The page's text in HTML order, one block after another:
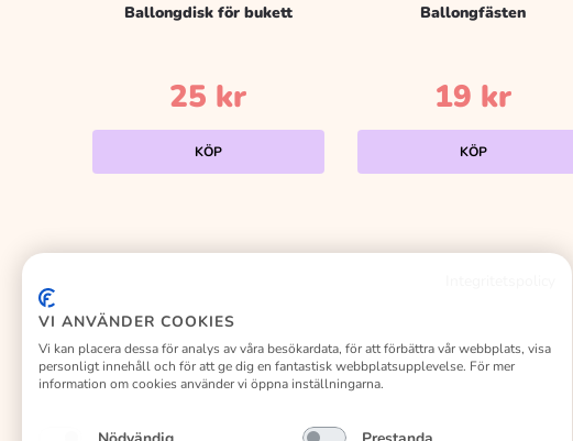
Ballongdisk för bukett
25 kr
KÖP
Ballongfästen
19 kr
KÖP
VI ANVÄNDER COOKIES
Vi kan placera dessa för analys av våra besökardata, för att förbättra vår webbplats, visa
personligt innehåll och för att ge dig en fantastisk webbplatsupplevelse. För mer
information om cookies använder vi öppna inställningarna.